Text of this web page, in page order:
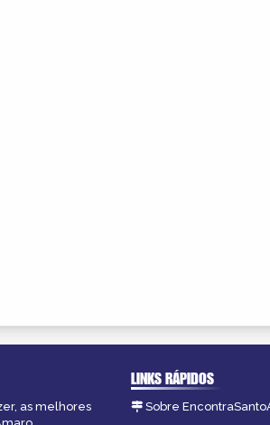
as melhores
LINKS RÁPIDOS
Sobre